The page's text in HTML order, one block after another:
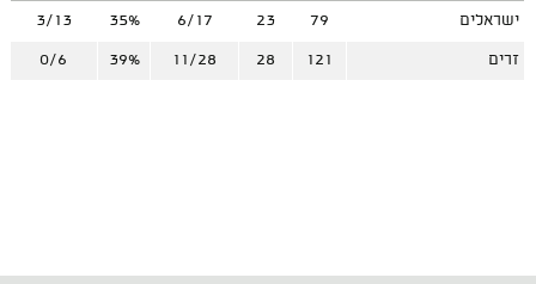
ישראלים 79
23
6/17
35%
3/13
זרים 121
28
11/28
39%
0/6